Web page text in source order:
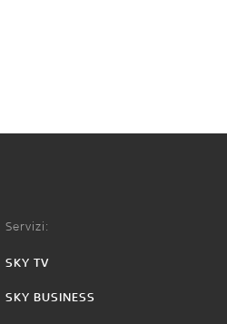
Servizi:
SKY TV
SKY BUSINESS